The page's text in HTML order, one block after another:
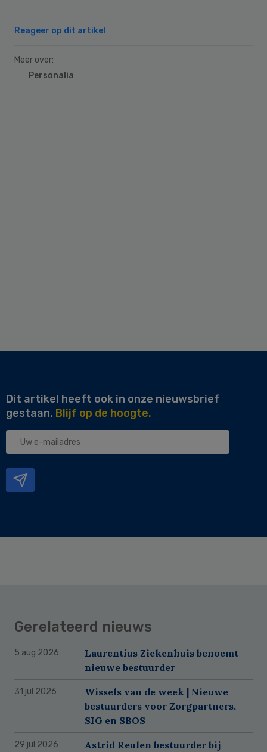
Reageer op dit artikel
Meer over:
Personalia
Dit artikel heeft ook in onze nieuwsbrief
gestaan. Blijf op de hoogte.
Uw
Gerelateerd nieuws
5 aug 2026
Laurentius Ziekenhuis benoemt
nieuwe bestuurder
31 jul 2026
Wissels van de week | Nieuwe
bestuurders voor Zorgpartners,
SIG en SBOS
29 jul 2026
Astrid Reulen bestuurder bij